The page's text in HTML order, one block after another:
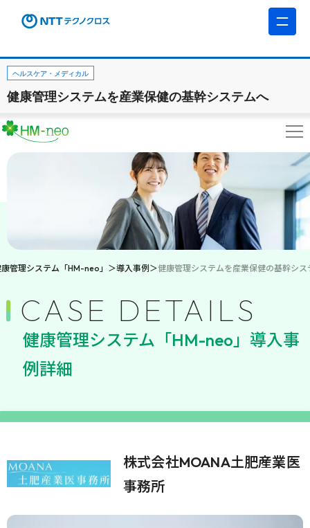
ヘルスケア・メディカル
健康管理システムを産業保健の基幹システムへ
管理システム「HM-neo」 導入事例 健康管理システムを産業保健の基幹シス
CASE DETAILS
健康管理システム「HM-neo」導入事
例詳細
株式会社MOANA土肥産業医
事務所